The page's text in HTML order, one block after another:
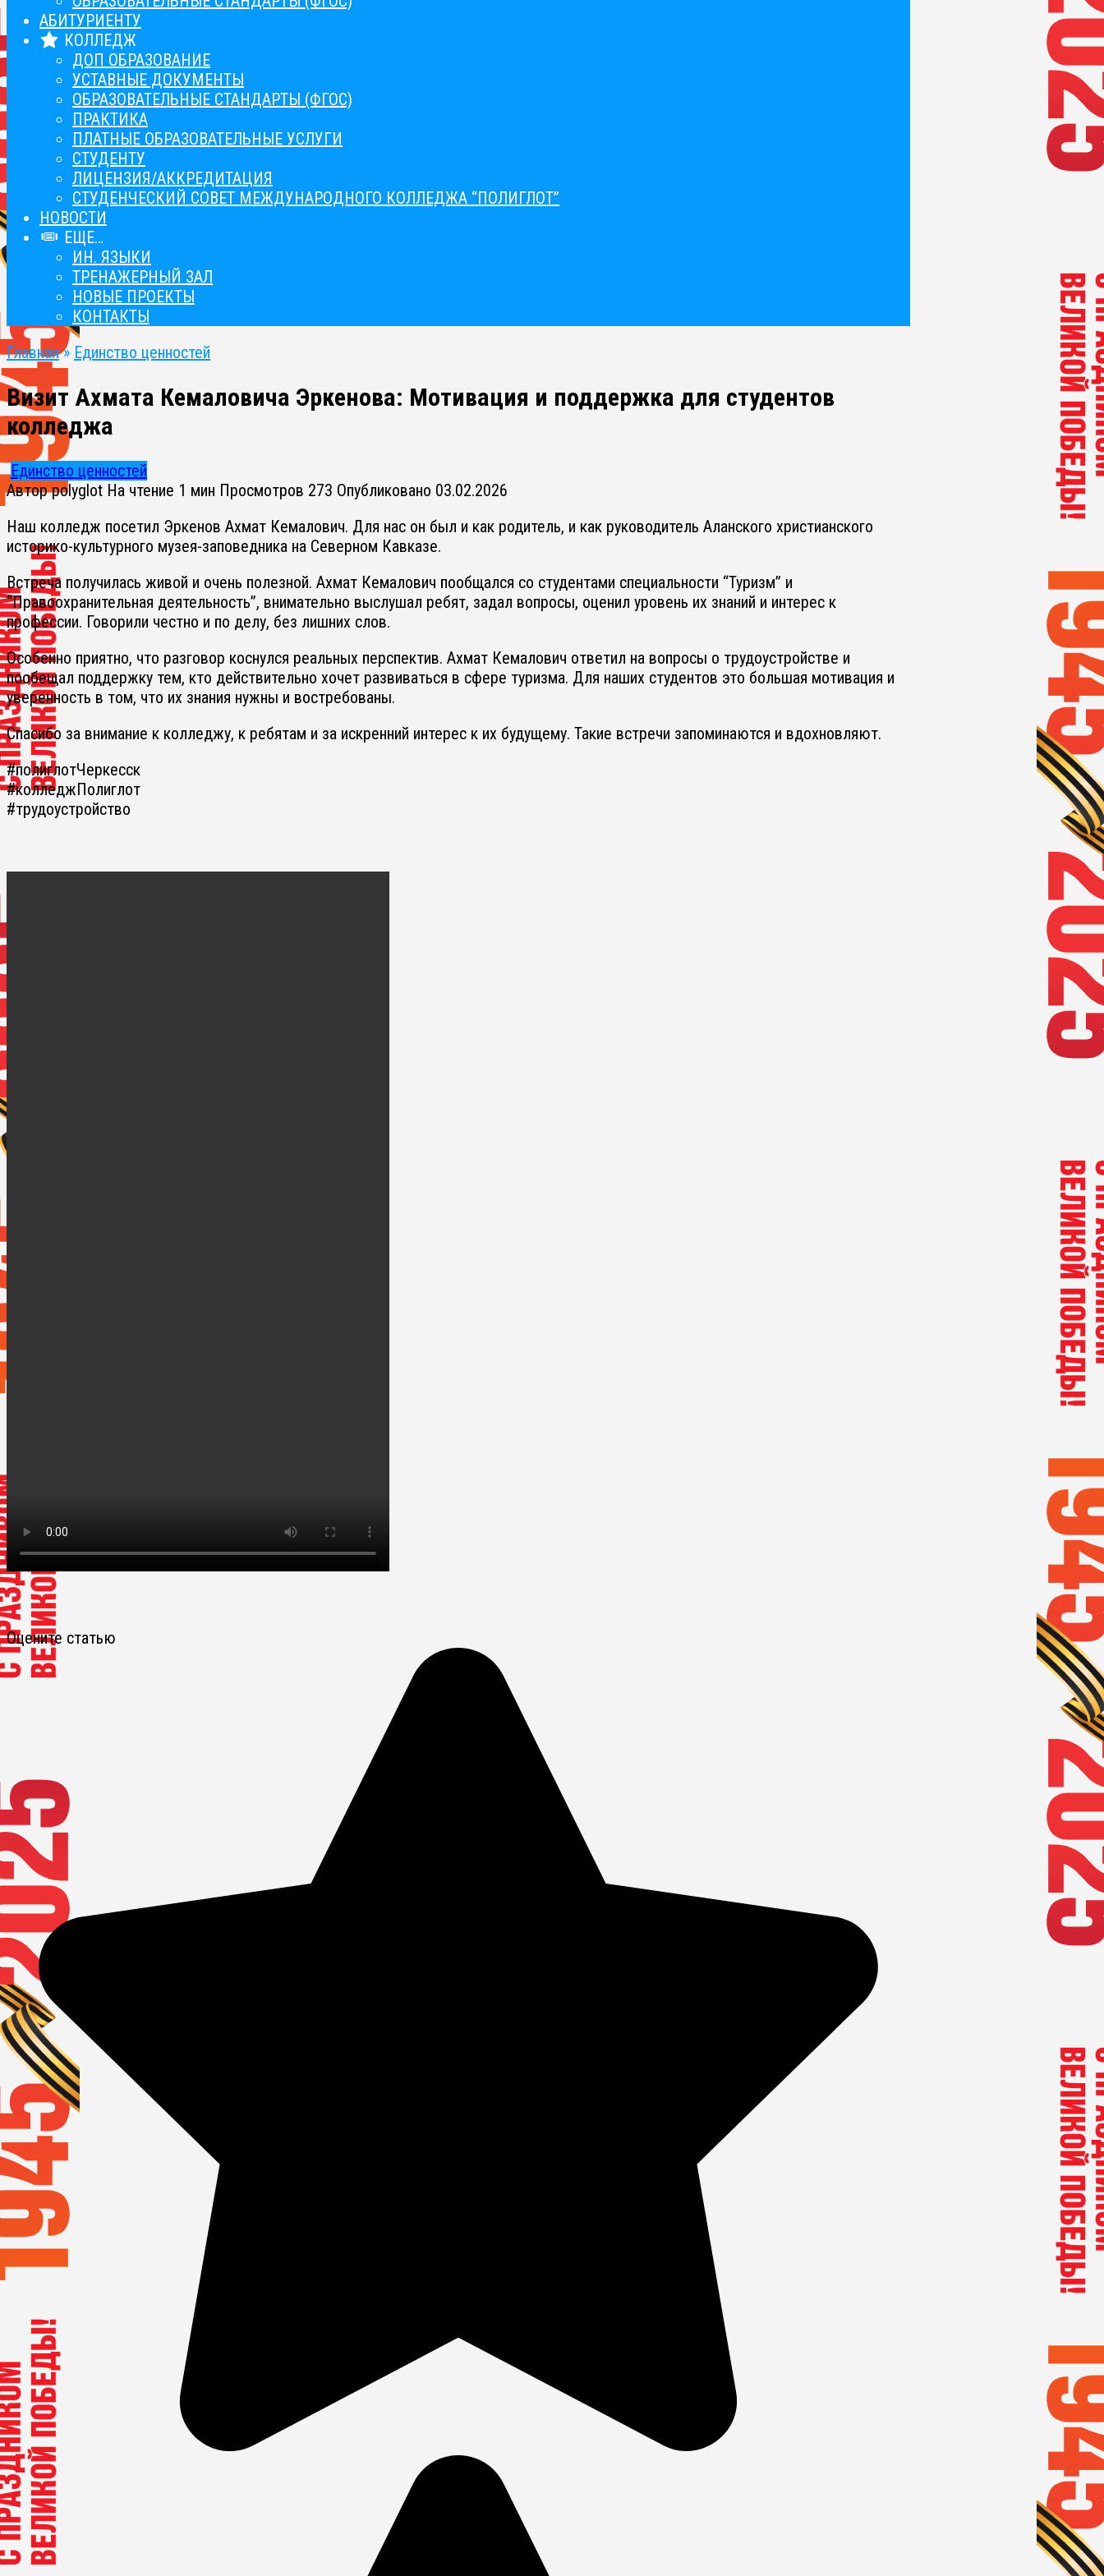
АБИТУРИЕНТУ
КОЛЛЕДЖ
ДОП ОБРАЗОВАНИЕ
УСТАВНЫЕ ДОКУМЕНТЫ
ОБРАЗОВАТЕЛЬНЫЕ СТАНДАРТЫ (ФГОС)
ПРАКТИКА
ПЛАТНЫЕ ОБРАЗОВАТЕЛЬНЫЕ УСЛУГИ
СТУДЕНТУ
ЛИЦЕНЗИЯ/АККРЕДИТАЦИЯ
СТУДЕНЧЕСКИЙ СОВЕТ МЕЖДУНАРОДНОГО КОЛЛЕДЖА “ПОЛИГЛОТ”
НОВОСТИ
ЕЩЕ…
ИН. ЯЗЫКИ
ТРЕНАЖЕРНЫЙ ЗАЛ
НОВЫЕ ПРОЕКТЫ
КОНТАКТЫ
Главная » Единство ценностей
Визит Ахмата Кемаловича Эркенова: Мотивация и поддержка для студентов
колледжа
Единство ценностей
Автор polyglot На чтение 1 мин Просмотров 273 Опубликовано 03.02.2026
Наш колледж посетил Эркенов Ахмат Кемалович. Для нас он был и как родитель, и как руководитель Аланского христианского
историко-культурного музея-заповедника на Северном Кавказе.
Встреча получилась живой и очень полезной. Ахмат Кемалович пообщался со студентами специальности “Туризм” и
“Правоохранительная деятельность”, внимательно выслушал ребят, задал вопросы, оценил уровень их знаний и интерес к
профессии. Говорили честно и по делу, без лишних слов.
Особенно приятно, что разговор коснулся реальных перспектив. Ахмат Кемалович ответил на вопросы о трудоустройстве и
пообещал поддержку тем, кто действительно хочет развиваться в сфере туризма. Для наших студентов это большая мотивация и
уверенность в том, что их знания нужны и востребованы.
Спасибо за внимание к колледжу, к ребятам и за искренний интерес к их будущему. Такие встречи запоминаются и вдохновляют.
#полиглотЧеркесск
#колледжПолиглот
#трудоустройство
Оцените статью